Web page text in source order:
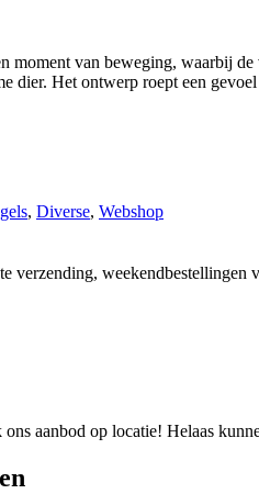
moment van beweging, waarbij
dier. Het ontwerp roept een
, Diverse, Webshop
verzending, weekendbestellingen
aanbod op locatie! Helaas